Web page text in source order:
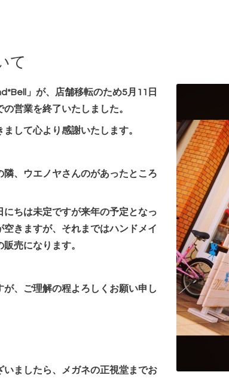
て
」が、店舗移転のため5月11日
営業を終了いたしました。
して心より感謝いたします。
隣、ウエノヤさんのがあったところ
にちは未定ですが来年の予定となっ
きますが、それまではハンドメイ
売になります。
が、ご理解の程よろしくお願い申し
いましたら、メガネの正視堂までお